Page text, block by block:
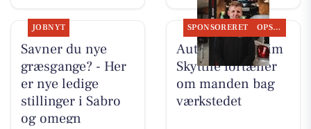
JOBNYT
Savner du nye
græsgange? - Her
er nye ledige
stillinger i Sabro
og omegn
SPONSORERET OPSLAGSTAVLEN
Autotekniker Kim
Skytthe fortæller
om manden bag
værkstedet